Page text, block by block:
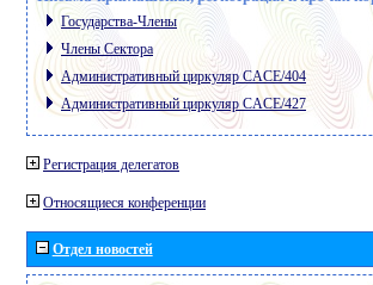
Государства-Члены
Члены Сектора
Административный циркуляр CACE/404
Административный циркуляр CACE/427
Регистрация делегатов
Относящиеся конференции
Отдел новостей